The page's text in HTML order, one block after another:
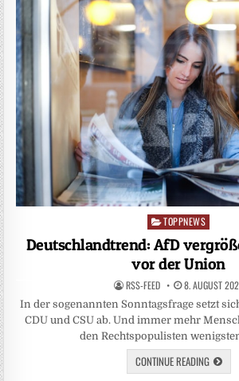
Posted
TOPPNEWS
Deutschlandtrend: AfD
vor der Union
RSS-FEED 8. AUGUST
In der sogenannten Sonntagsfrage setzt
CDU und CSU ab. Und immer mehr
den Rechtspopulisten
CONTINUE READING